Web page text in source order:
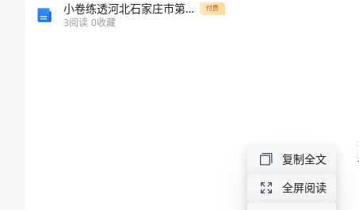
小卷练透河北石家庄市第二十三中北师大版物理九年级电磁现象难点解析试题（含解析） 付费
3阅读 0收藏
复制全文
全屏阅读